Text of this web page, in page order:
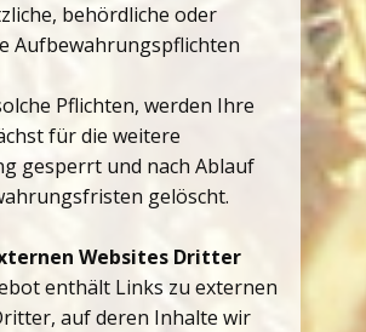
behördliche oder
Aufbewahrungspflichten
Pflichten, werden Ihre
für die weitere
gesperrt und nach Ablauf
gelöscht.
Websites Dritter
enthält Links zu externen
auf deren Inhalte wir